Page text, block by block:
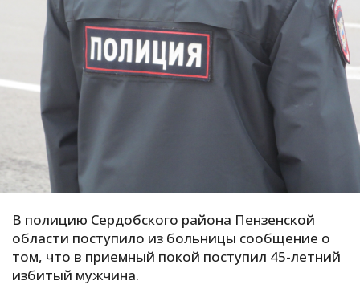
В
И
К
Р
В полицию Сердобского района Пензенской
области поступило из больницы сообщение о
том, что в приемный покой поступил 45-летний
избитый мужчина.